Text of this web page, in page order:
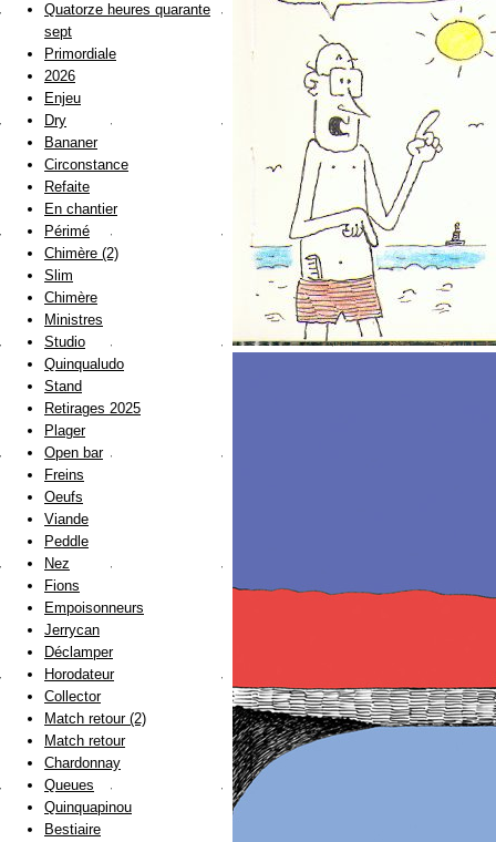
Quatorze heures quarante
sept
Primordiale
2026
Enjeu
Dry
Bananer
Circonstance
Refaite
En chantier
Périmé
Chimère (2)
Slim
Chimère
Ministres
Studio
Quinqualudo
Stand
Retirages 2025
Plager
Open bar
Freins
Oeufs
Viande
Peddle
Nez
Fions
Empoisonneurs
Jerrycan
Déclamper
Horodateur
Collector
Match retour (2)
Match retour
Chardonnay
Queues
Quinquapinou
Bestiaire